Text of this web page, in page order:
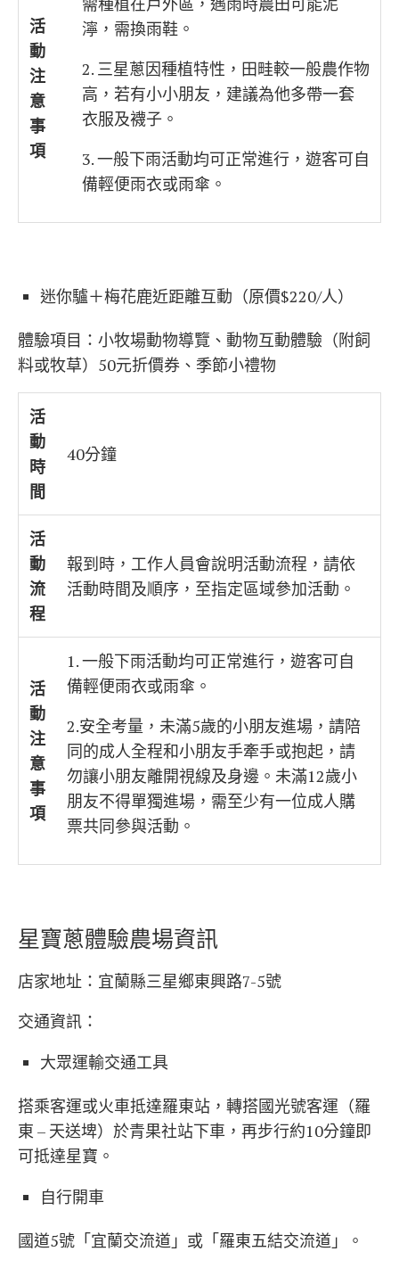
活
動
注
意
事
項
濘，需換雨鞋。
2. 三星蔥因種植特性，田畦較一般農作物
高，若有小小朋友，建議為他多帶一套
衣服及襪子。
3. 一般下雨活動均可正常進行，遊客可自
備輕便雨衣或雨傘。
迷你驢＋梅花鹿近距離互動（原價$220/人）
體驗項目：小牧場動物導覽、動物互動體驗（附飼
料或牧草）50元折價券、季節小禮物
活
動
時
間
40分鐘
活
動
流
程
報到時，工作人員會說明活動流程，請依
活動時間及順序，至指定區域參加活動。
活
動
注
意
事
項
1. 一般下雨活動均可正常進行，遊客可自
備輕便雨衣或雨傘。
2.安全考量，未滿5歲的小朋友進場，請陪
同的成人全程和小朋友手牽手或抱起，請
勿讓小朋友離開視線及身邊。未滿12歲小
朋友不得單獨進場，需至少有一位成人購
票共同參與活動。
星寶蔥體驗農場資訊
​​店家地址：宜蘭縣三星鄉東興路7-5號
交通資訊：
大眾運輸交通工具
搭乘客運或火車抵達羅東站，轉搭國光號客運（羅
東 – 天送埤）於青果社站下車，再步行約10分鐘即
可抵達星寶。
自行開車
國道5號「宜蘭交流道」或「羅東五結交流道」。